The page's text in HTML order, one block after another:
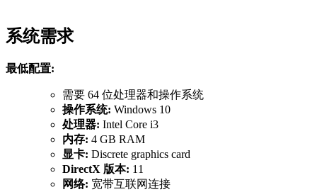
系统需求
最低配置:
需要 64 位处理器和操作系统
操作系统: Windows 10
处理器: Intel Core i3
内存: 4 GB RAM
显卡: Discrete graphics card
DirectX 版本: 11
网络: 宽带互联网连接